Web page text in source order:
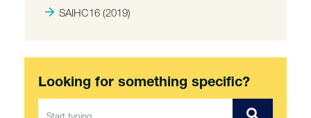
SAIHC16 (2019)
Looking for something specific?